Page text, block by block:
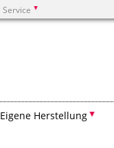
Service
Eigene Herstellung